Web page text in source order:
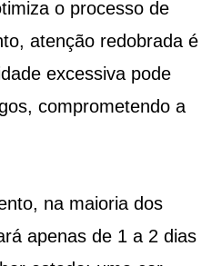
o processo de
atenção redobrada é
excessiva pode
comprometendo a
na maioria dos
apenas de 1 a 2 dias